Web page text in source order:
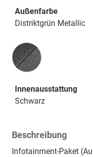
Außenfarbe
Distriktgrün Metallic
Innenausstattung
Innenausstattung
Schwarz
Beschreibung
Infotainment-Paket